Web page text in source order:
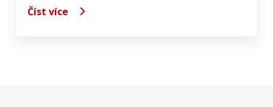
Číst více